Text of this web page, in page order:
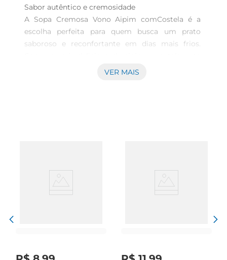
Sabor autêntico e cremosidade
A Sopa Cremosa Vono Aipim comCostela é a
escolha perfeita para quem busca um prato
saboroso e reconfortante em dias mais frios.
sopa traz um sabor marcante e uma textura
adicionar água quente e esperar alguns minutos
VER MAIS